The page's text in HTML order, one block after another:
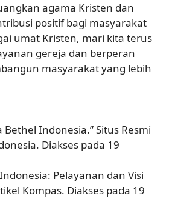
agama Kristen dan
positif bagi masyarakat
umat Kristen, mari kita terus
gereja dan berperan
masyarakat yang lebih
Bethel Indonesia.” Situs Resmi
Diakses pada 19
Pelayanan dan Visi
Kompas. Diakses pada 19